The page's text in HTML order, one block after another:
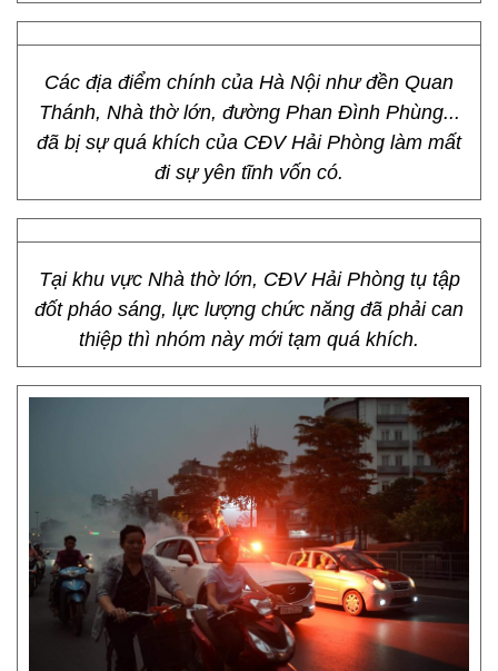
Các địa điểm chính của Hà Nội như đền Quan
Thánh, Nhà thờ lớn, đường Phan Đình Phùng...
đã bị sự quá khích của CĐV Hải Phòng làm mất
đi sự yên tĩnh vốn có.
Tại khu vực Nhà thờ lớn, CĐV Hải Phòng tụ tập
đốt pháo sáng, lực lượng chức năng đã phải can
thiệp thì nhóm này mới tạm quá khích.